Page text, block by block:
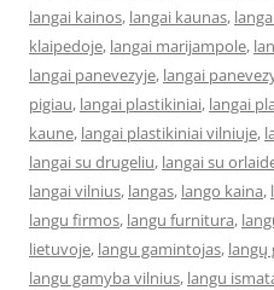
langai kainos, langai kaunas,
klaipedoje, langai marijampole,
langai panevezyje, langai
pigiau, langai plastikiniai, langai
kaune, langai plastikiniai vilniuje,
langai su drugeliu, langai su
langai vilnius, langas, lango kaina,
langu firmos, langu furnitura,
lietuvoje, langu gamintojas, langų
langu gamyba vilnius, langu